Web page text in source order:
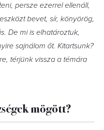
persze ezerrel ellenáll,
bevet, sír, könyörög,
De mi is elhatároztuk,
sajnálom őt. Kitartsunk?
térjünk vissza a témára
mögött?